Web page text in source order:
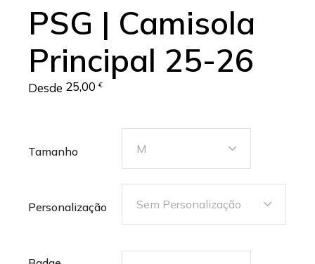
PSG | Camisola
Principal 25-26
Desde 25,00€
Tamanho M
Personalização Sem Personalização